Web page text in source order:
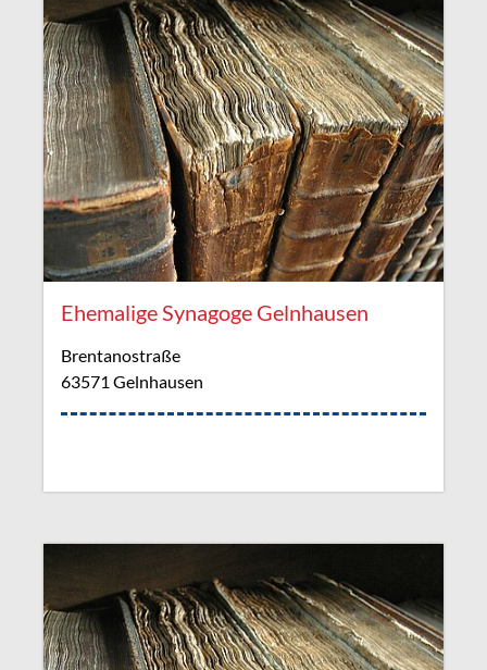
Ehemalige Synagoge Gelnhausen
Brentanostraße
63571 Gelnhausen